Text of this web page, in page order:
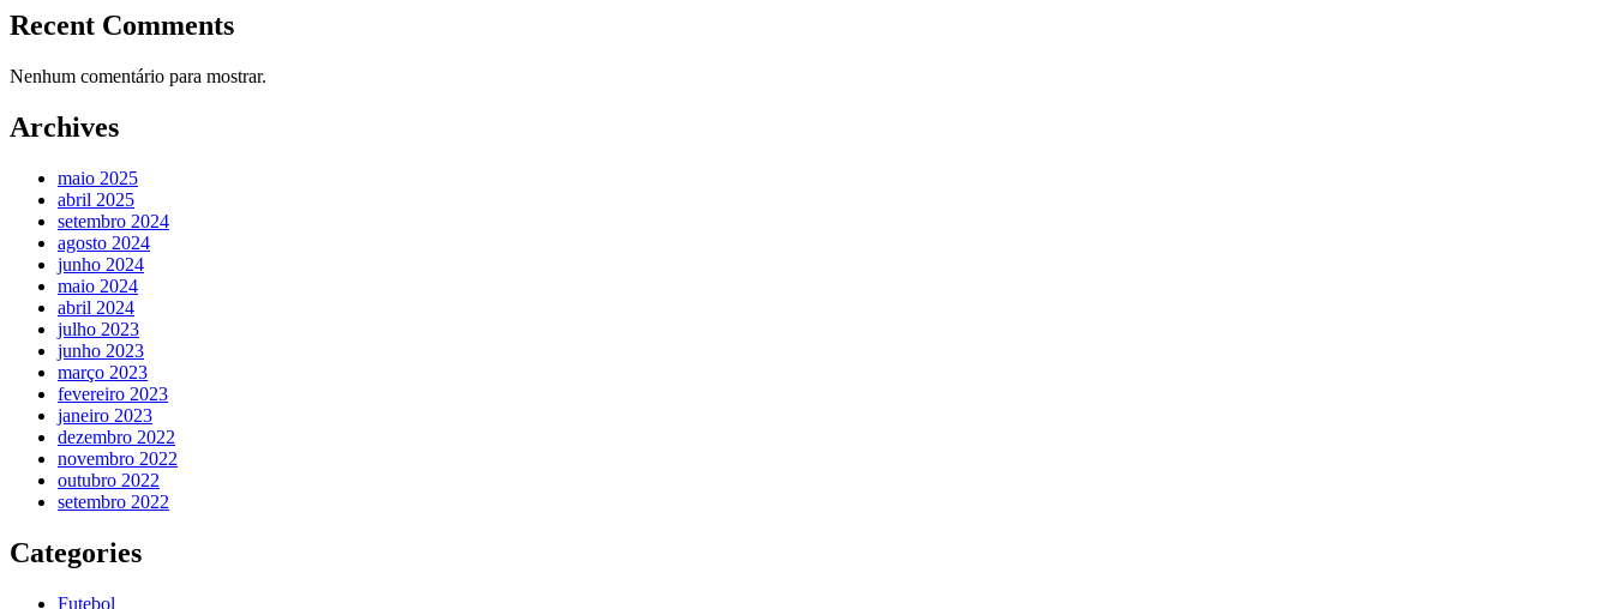
Recent Comments
Nenhum comentário para mostrar.
Archives
maio 2025
abril 2025
setembro 2024
agosto 2024
junho 2024
maio 2024
abril 2024
julho 2023
junho 2023
março 2023
fevereiro 2023
janeiro 2023
dezembro 2022
novembro 2022
outubro 2022
setembro 2022
Categories
Futebol